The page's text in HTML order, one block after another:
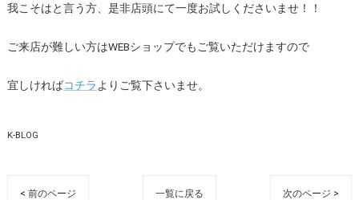
我こそはと言う方、是非店頭にて一度お試しくださいませ！！
ご来店が難しい方はWEBショップでもご覧いただけますので
宜しければコチラ よりご覧下さいませ。
K-BLOG
< 前のページ 一覧に戻る 次のページ >